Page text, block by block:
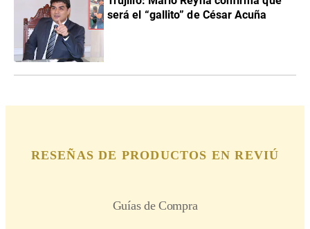
será el “gallito” de César Acuña